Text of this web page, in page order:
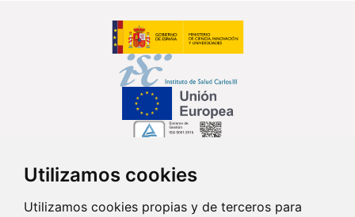
Utilizamos cookies
Utilizamos cookies propias y de terceros para
Síguenos en...